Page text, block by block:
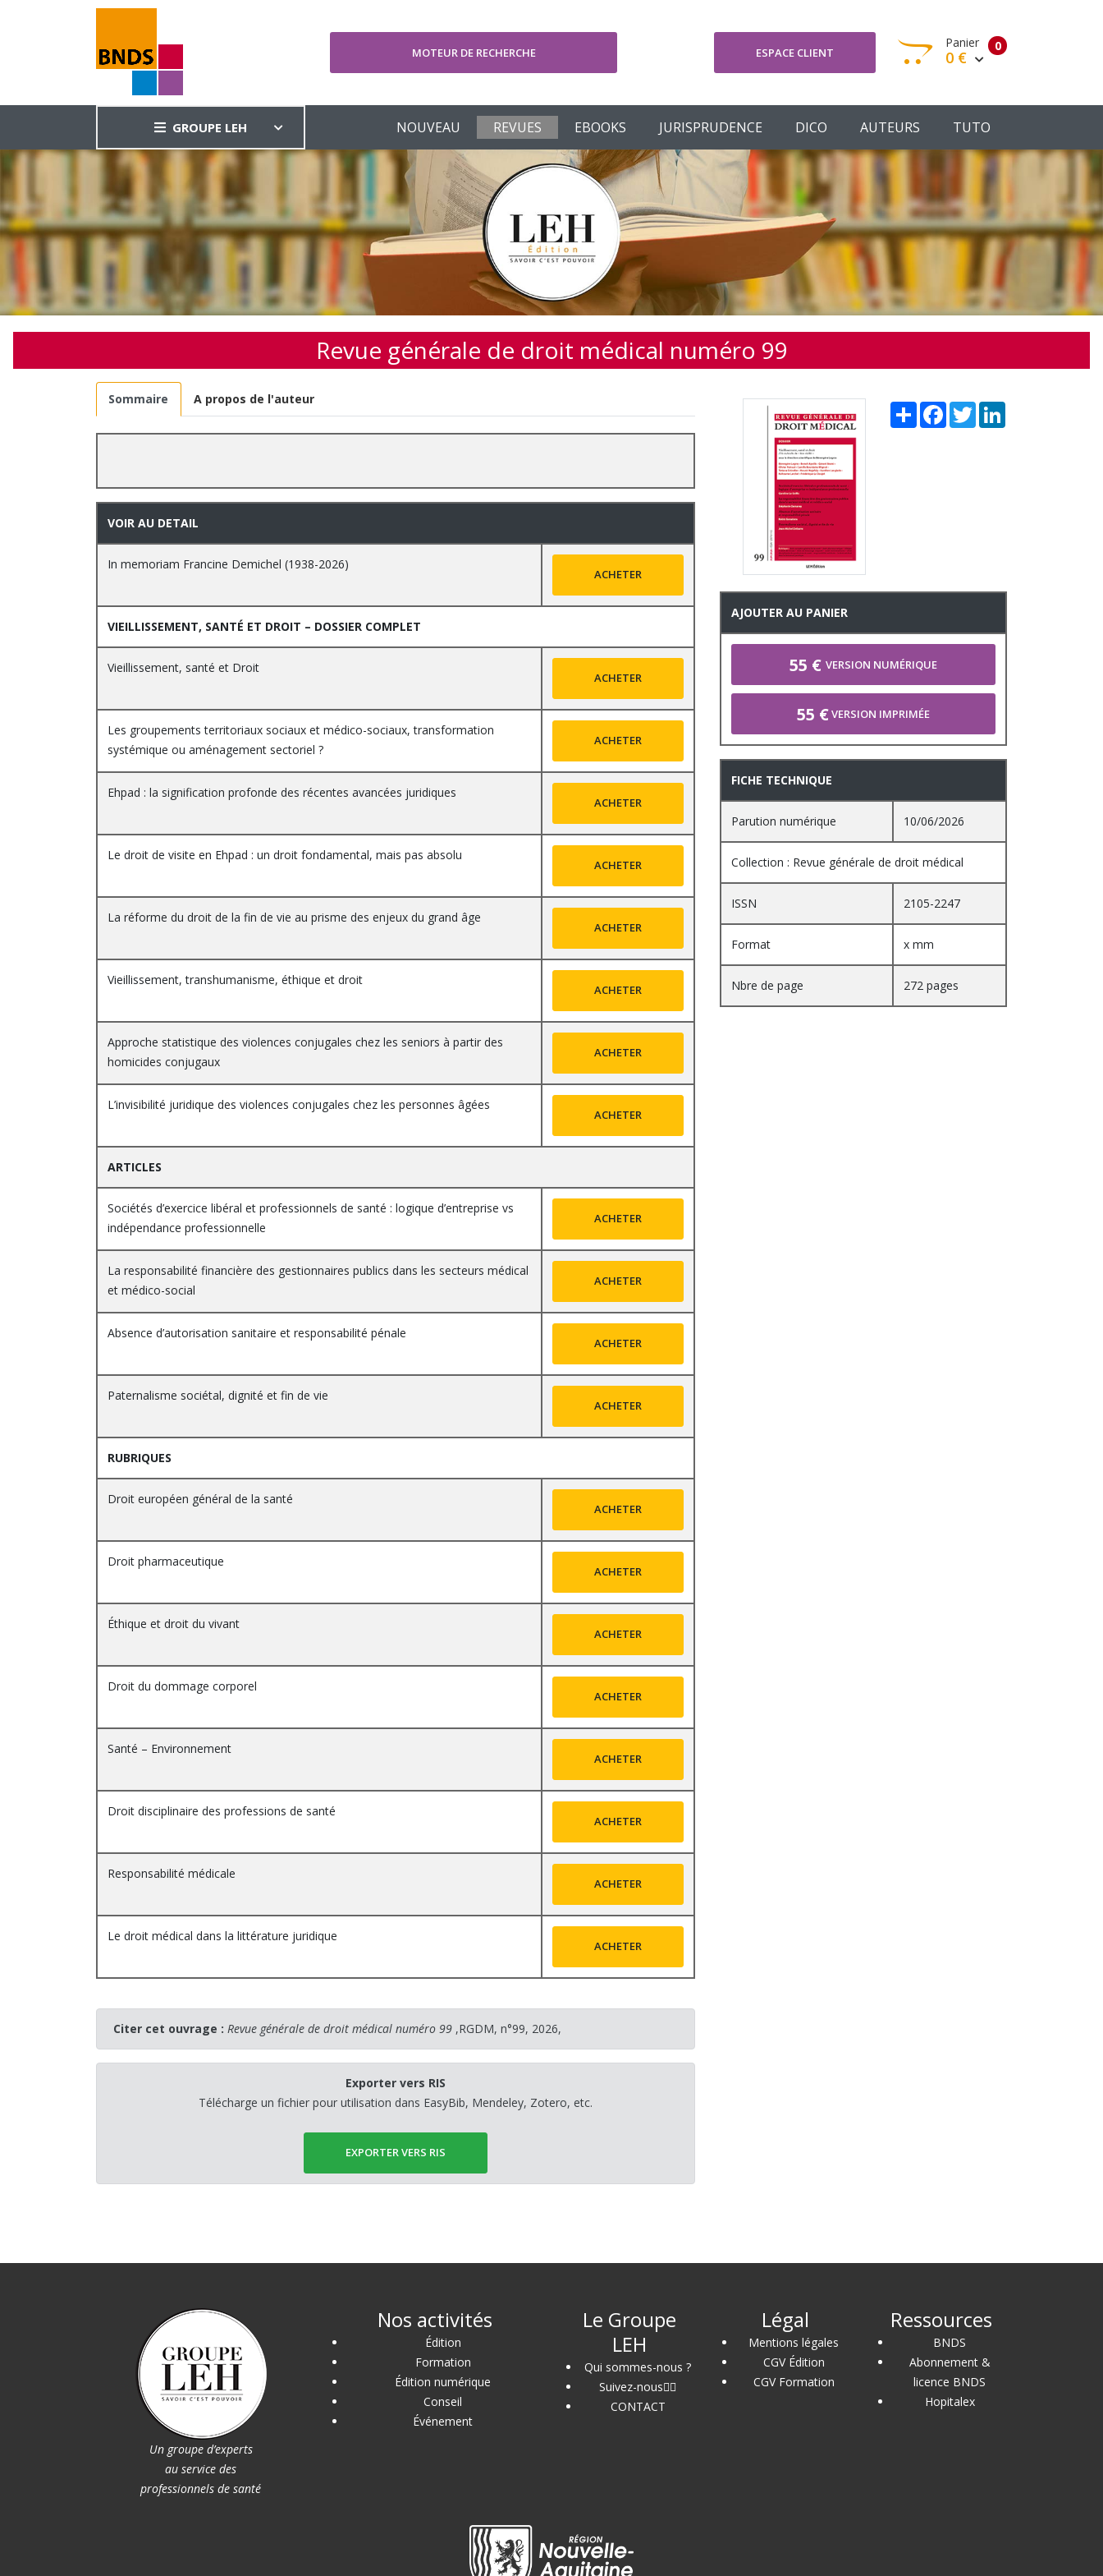
MOTEUR DE RECHERCHE ESPACE CLIENT 0
Panier
0 €
Votre panier est vide
Votre Panier Commander
GROUPE LEH NOUVEAU REVUES EBOOKS JURISPRUDENCE DICO AUTEURS TUTO
Revue générale de droit médical numéro 99
Sommaire A propos de l'auteur
VOIR AU DETAIL
In memoriam Francine Demichel (1938-2026)
ACHETER
VIEILLISSEMENT, SANTÉ ET DROIT – DOSSIER COMPLET
Vieillissement, santé et Droit
ACHETER
Les groupements territoriaux sociaux et médico-sociaux, transformation
systémique ou aménagement sectoriel ?
ACHETER
Ehpad : la signification profonde des récentes avancées juridiques
ACHETER
Le droit de visite en Ehpad : un droit fondamental, mais pas absolu
ACHETER
La réforme du droit de la fin de vie au prisme des enjeux du grand âge
ACHETER
Vieillissement, transhumanisme, éthique et droit
ACHETER
Approche statistique des violences conjugales chez les seniors à partir des
homicides conjugaux
ACHETER
L’invisibilité juridique des violences conjugales chez les personnes âgées
ACHETER
ARTICLES
Sociétés d’exercice libéral et professionnels de santé : logique d’entreprise vs
indépendance professionnelle
ACHETER
La responsabilité financière des gestionnaires publics dans les secteurs médical
et médico-social
ACHETER
Absence d’autorisation sanitaire et responsabilité pénale
ACHETER
Paternalisme sociétal, dignité et fin de vie
ACHETER
RUBRIQUES
Droit européen général de la santé
ACHETER
Droit pharmaceutique
ACHETER
Éthique et droit du vivant
ACHETER
Droit du dommage corporel
ACHETER
Santé – Environnement
ACHETER
Droit disciplinaire des professions de santé
ACHETER
Responsabilité médicale
ACHETER
Le droit médical dans la littérature juridique
ACHETER
Citer cet ouvrage : Revue générale de droit médical numéro 99 ,RGDM, n°99, 2026,
Exporter vers RIS
Télécharge un fichier pour utilisation dans EasyBib, Mendeley, Zotero, etc.
EXPORTER VERS RIS
Share FacebookTwitter
AJOUTER AU PANIER
55 € VERSION NUMÉRIQUE
55 €VERSION IMPRIMÉE
FICHE TECHNIQUE
Parution numérique 10/06/2026
Collection : Revue générale de droit médical
ISSN 2105-2247
Format x mm
Nbre de page 272 pages
Un groupe d’experts
au service des
professionnels de santé
Nos activités
Édition
Formation
Édition numérique
Conseil
Événement
Le Groupe
LEH
Qui sommes-nous ?
Suivez-nous
CONTACT
Légal
Mentions légales
CGV Édition
CGV Formation
Ressources
BNDS
Abonnement &
licence BNDS
Hopitalex